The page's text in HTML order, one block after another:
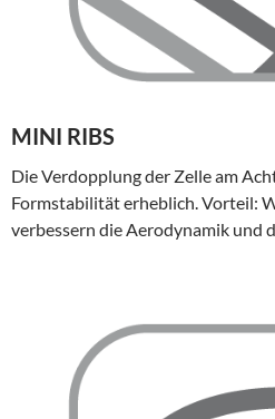
MINI RIBS
Die Verdopplung der Zelle am
Formstabilität erheblich. Vorteil:
verbessern die Aerodynamik und